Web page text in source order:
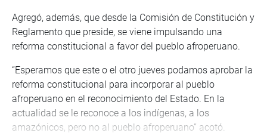
Agregó, además, que desde la Comisión de Constitución y
Reglamento que preside, se viene impulsando una
reforma constitucional a favor del pueblo afroperuano.
“Esperamos que este o el otro jueves podamos aprobar la
reforma constitucional para incorporar al pueblo
afroperuano en el reconocimiento del Estado. En la
actualidad se le reconoce a los indígenas, a los
amazónicos, pero no al pueblo afroperuano” acotó.